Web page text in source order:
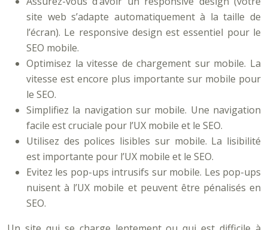
site web s’adapte automatiquement à la taille de
l’écran). Le responsive design est essentiel pour le
SEO mobile.
Optimisez la vitesse de chargement sur mobile. La
vitesse est encore plus importante sur mobile pour
le SEO.
Simplifiez la navigation sur mobile. Une navigation
facile est cruciale pour l’UX mobile et le SEO.
Utilisez des polices lisibles sur mobile. La lisibilité
est importante pour l’UX mobile et le SEO.
Evitez les pop-ups intrusifs sur mobile. Les pop-ups
nuisent à l’UX mobile et peuvent être pénalisés en
SEO.